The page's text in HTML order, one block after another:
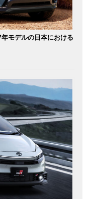
モデルの日本における